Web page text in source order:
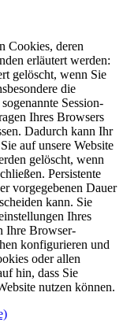
Cookies, deren
erläutert werden:
gelöscht, wenn Sie
die
Session-
Ihres Browsers
Dadurch kann Ihr
auf unsere Website
gelöscht, wenn
Persistente
vorgegebenen Dauer
kann. Sie
Ihres
Ihre Browser-
konfigurieren und
oder allen
hin, dass Sie
nutzen können.